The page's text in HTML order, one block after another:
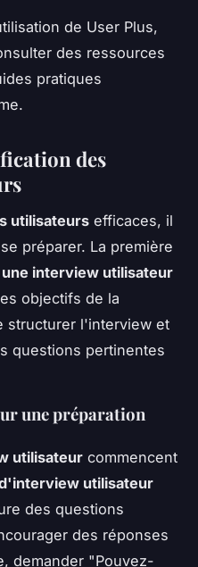
de User Plus,
des ressources
pratiques
des
utilisateurs efficaces, il
préparer. La première
interview utilisateur
objectifs de la
structurer l'interview et
questions pertinentes
une préparation
utilisateur commencent
utilisateur
des questions
des réponses
demander "Pouvez-